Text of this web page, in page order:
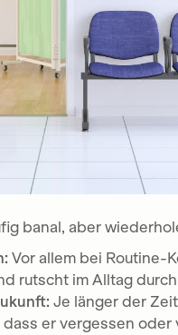
banal, aber
Vor allem bei Routine-
rutscht im Alltag
Je länger der
er vergessen